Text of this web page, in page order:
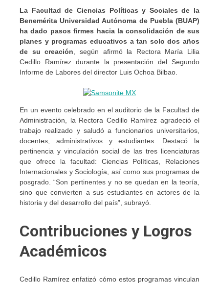
La Facultad de Ciencias Políticas y Sociales de la
Benemérita Universidad Autónoma de Puebla (BUAP)
ha dado pasos firmes hacia la consolidación de sus
planes y programas educativos a tan solo dos años
de su creación, según afirmó la Rectora María Lilia
Cedillo Ramírez durante la presentación del Segundo
Informe de Labores del director Luis Ochoa Bilbao.
En un evento celebrado en el auditorio de la Facultad de
Administración, la Rectora Cedillo Ramírez agradeció el
trabajo realizado y saludó a funcionarios universitarios,
docentes, administrativos y estudiantes. Destacó la
pertinencia y vinculación social de las tres licenciaturas
que ofrece la facultad: Ciencias Políticas, Relaciones
Internacionales y Sociología, así como sus programas de
posgrado. “Son pertinentes y no se quedan en la teoría,
sino que convierten a sus estudiantes en actores de la
historia y del desarrollo del país”, subrayó.
Contribuciones y Logros
Académicos
Cedillo Ramírez enfatizó cómo estos programas vinculan